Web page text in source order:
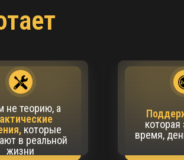
не теорию, а
которые
в реальной
жизни
время,